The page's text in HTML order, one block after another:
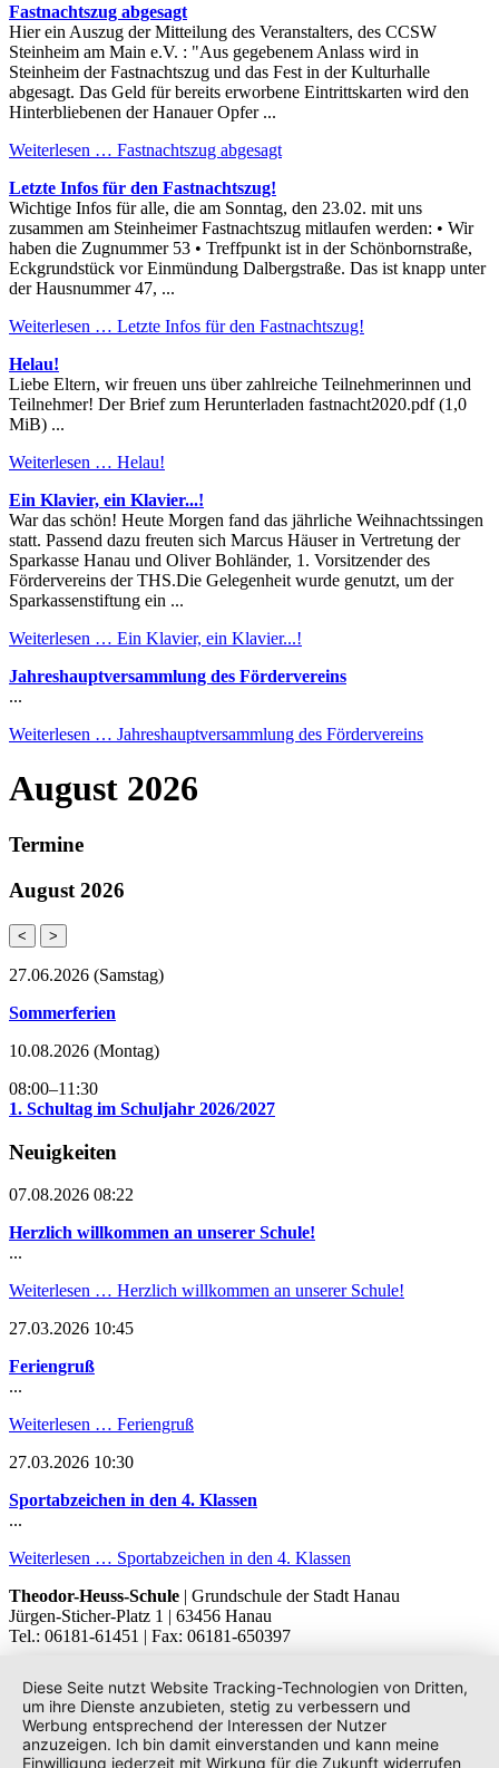
Fastnachtszug abgesagt
Hier ein Auszug der Mitteilung des Veranstalters, des CCSW
Steinheim am Main e.V. : "Aus gegebenem Anlass wird in
Steinheim der Fastnachtszug und das Fest in der Kulturhalle
abgesagt. Das Geld für bereits erworbene Eintrittskarten wird den
Hinterbliebenen der Hanauer Opfer ...
Weiterlesen … Fastnachtszug abgesagt
Letzte Infos für den Fastnachtszug!
Wichtige Infos für alle, die am Sonntag, den 23.02. mit uns
zusammen am Steinheimer Fastnachtszug mitlaufen werden: • Wir
haben die Zugnummer 53 • Treffpunkt ist in der Schönbornstraße,
Eckgrundstück vor Einmündung Dalbergstraße. Das ist knapp unter
der Hausnummer 47, ...
Weiterlesen … Letzte Infos für den Fastnachtszug!
Helau!
Liebe Eltern, wir freuen uns über zahlreiche Teilnehmerinnen und
Teilnehmer! Der Brief zum Herunterladen fastnacht2020.pdf (1,0
MiB) ...
Weiterlesen … Helau!
Ein Klavier, ein Klavier...!
War das schön! Heute Morgen fand das jährliche Weihnachtssingen
statt. Passend dazu freuten sich Marcus Häuser in Vertretung der
Sparkasse Hanau und Oliver Bohländer, 1. Vorsitzender des
Fördervereins der THS.Die Gelegenheit wurde genutzt, um der
Sparkassenstiftung ein ...
Weiterlesen … Ein Klavier, ein Klavier...!
Jahreshauptversammlung des Fördervereins
...
Weiterlesen … Jahreshauptversammlung des Fördervereins
August 2026
Termine
August 2026
< >
27.06.2026 (Samstag)
Sommerferien
10.08.2026 (Montag)
08:00–11:30
1. Schultag im Schuljahr 2026/2027
Neuigkeiten
07.08.2026 08:22
Herzlich willkommen an unserer Schule!
...
Weiterlesen … Herzlich willkommen an unserer Schule!
27.03.2026 10:45
Feriengruß
...
Weiterlesen … Feriengruß
27.03.2026 10:30
Sportabzeichen in den 4. Klassen
...
Weiterlesen … Sportabzeichen in den 4. Klassen
Theodor-Heuss-Schule | Grundschule der Stadt Hanau
Jürgen-Sticher-Platz 1 | 63456 Hanau
Tel.: 06181-61451 | Fax: 06181-650397
Diese Seite nutzt Website Tracking-Technologien von Dritten,
um ihre Dienste anzubieten, stetig zu verbessern und
Werbung entsprechend der Interessen der Nutzer
anzuzeigen. Ich bin damit einverstanden und kann meine
Einwilligung jederzeit mit Wirkung für die Zukunft widerrufen